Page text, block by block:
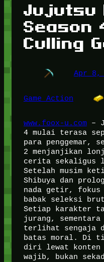
Jujutsu
Season
Culling
Apr 8,
Game Action
www.foox-u.com–
4 mulai terasa
para penggemar,
2 menjanjikan
cerita sekaligus
Setelah musim
Shibuya dan
nada getir,
babak seleksi
Setiap karakter
jurang, sementara
terlihat sengaja
batas moral. Di
diri lewat konten
wajib, bukan